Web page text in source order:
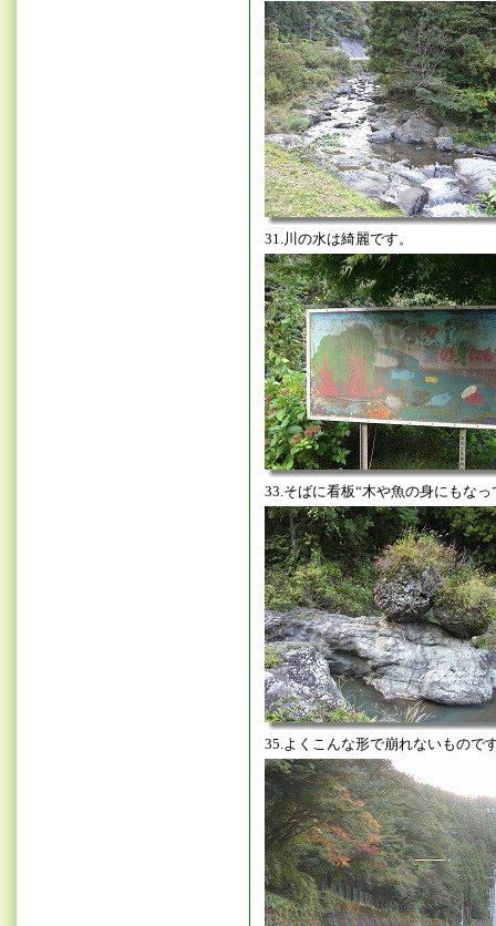
31.川の水は綺麗です。
33.そばに看板“木や魚の身にもなっ
35.よくこんな形で崩れないもので